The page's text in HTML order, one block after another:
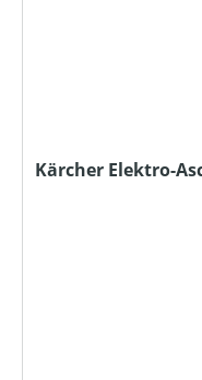
Kärcher Elektro-